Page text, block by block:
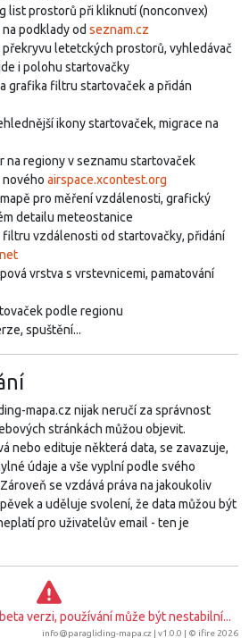
list prostorů při kliknutí (nonconvex)
podklady od seznam.cz
překryvu letetckých prostorů, vyhledávač
i polohu startovačky
grafika filtru startovaček a přidán
ikony startovaček, migrace na
na regiony v seznamu startovaček
nového airspace.xcontest.org
pro měření vzdálenosti, grafický
detailu meteostanice
filtru vzdálenosti od startovačky, přidání
vrstva s vrstevnicemi, pamatování
podle regionu
spuštění...
mapa.cz nijak neručí za správnost
stránkách můžou objevit.
nebo edituje některá data, se zavazuje,
údaje a vše vyplní podle svého
se vzdává práva na jakoukoliv
a uděluje svolení, že data můžou být
pro uživatelův email - ten je
verzi, používání může být nestabilní...
info@paragliding-mapa.cz | v1.0.0 | © ifire 2026